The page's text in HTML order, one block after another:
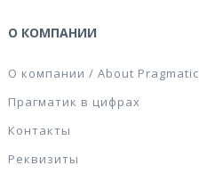
О КОМПАНИИ
О компании / About Pragmatic
Прагматик в цифрах
Контакты
Реквизиты